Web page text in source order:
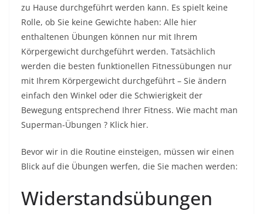
zu Hause durchgeführt werden kann. Es spielt keine
Rolle, ob Sie keine Gewichte haben: Alle hier
enthaltenen Übungen können nur mit Ihrem
Körpergewicht durchgeführt werden. Tatsächlich
werden die besten funktionellen Fitnessübungen nur
mit Ihrem Körpergewicht durchgeführt – Sie ändern
einfach den Winkel oder die Schwierigkeit der
Bewegung entsprechend Ihrer Fitness. Wie macht man
Superman-Übungen ? Klick hier.
Bevor wir in die Routine einsteigen, müssen wir einen
Blick auf die Übungen werfen, die Sie machen werden:
Widerstandsübungen